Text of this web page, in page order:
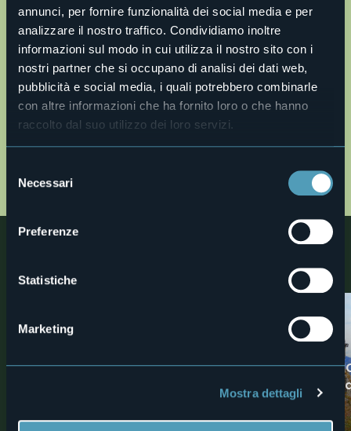
annunci, per fornire funzionalità dei social media e per
analizzare il nostro traffico. Condividiamo inoltre
informazioni sul modo in cui utilizza il nostro sito con i
nostri partner che si occupano di analisi dei dati web,
pubblicità e social media, i quali potrebbero combinarle
con altre informazioni che ha fornito loro o che hanno
raccolto dal suo utilizzo dei loro servizi.
delNecessari
Preferenze
Statistiche
Marketing
Mostra dettagli
Apri mappa
v22-24-linea-cadorna-verbano-mtb.gpx
Descrizione completa
Description en
MAP
Scoprite luoghi, esperienze e attività nelle vicine località
PERCORSO NORDIC TREKKING:
Piancavallo
Trekking
VIE STORICHE DI
Linea Cadorna:
Morissolo
Lago Maggiore